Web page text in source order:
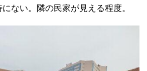
ない。隣の民家が見える程度。